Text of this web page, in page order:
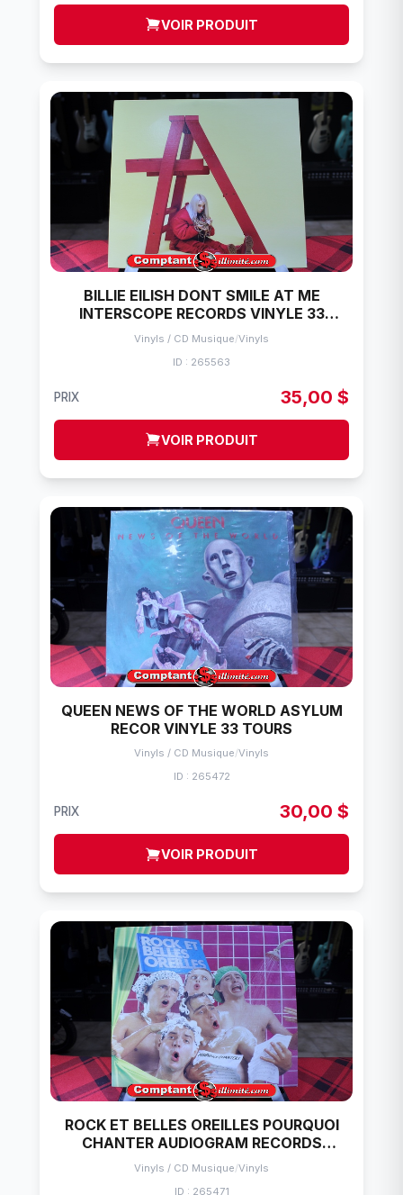
VOIR PRODUIT
BILLIE EILISH DONT SMILE AT ME
INTERSCOPE RECORDS VINYLE 33
TOURS
Vinyls / CD Musique/Vinyls
ID : 265563
PRIX 35,00 $
VOIR PRODUIT
QUEEN NEWS OF THE WORLD ASYLUM
RECOR VINYLE 33 TOURS
Vinyls / CD Musique/Vinyls
ID : 265472
PRIX 30,00 $
VOIR PRODUIT
ROCK ET BELLES OREILLES POURQUOI
CHANTER AUDIOGRAM RECORDS
VINYLE 33 TOURS
Vinyls / CD Musique/Vinyls
ID : 265471